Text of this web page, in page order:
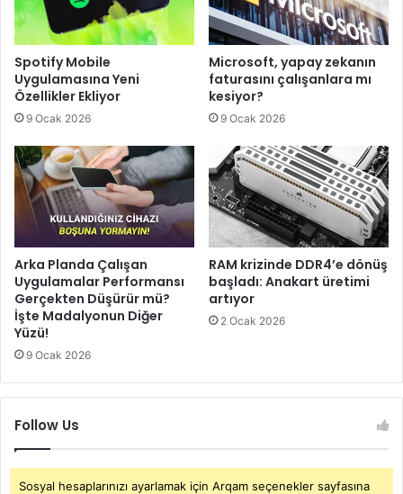
Spotify Mobile
Uygulamasına Yeni
Özellikler Ekliyor
9 Ocak 2026
Microsoft, yapay zekanın
faturasını çalışanlara mı
kesiyor?
9 Ocak 2026
Arka Planda Çalışan
Uygulamalar Performansı
Gerçekten Düşürür mü?
İşte Madalyonun Diğer
Yüzü!
9 Ocak 2026
RAM krizinde DDR4’e dönüş
başladı: Anakart üretimi
artıyor
2 Ocak 2026
Follow Us
Sosyal hesaplarınızı ayarlamak için Arqam seçenekler sayfasına